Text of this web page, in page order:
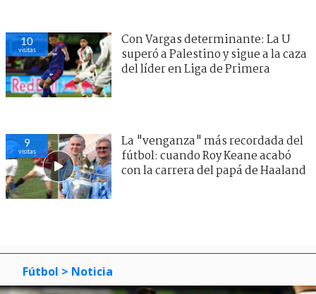
10
visitas
Con Vargas determinante: La U
superó a Palestino y sigue a la caza
del líder en Liga de Primera
9
visitas
La "venganza" más recordada del
fútbol: cuando Roy Keane acabó
con la carrera del papá de Haaland
Fútbol > Noticia